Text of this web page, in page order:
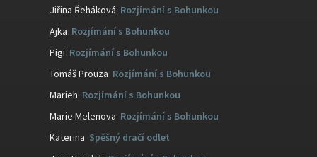
Jiřina Řeháková Rozjímání s Bohunkou
Ajka Rozjímání s Bohunkou
Pigi Rozjímání s Bohunkou
Tomáš Prouza Rozjímání s Bohunkou
Marieh Rozjímání s Bohunkou
Marie Melenova Rozjímání s Bohunkou
Katerina Spěšný dračí odlet